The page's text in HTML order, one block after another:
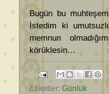
Bugün bu
İstedim ki
memnun
körüklesin…
Etiketler: Günlük